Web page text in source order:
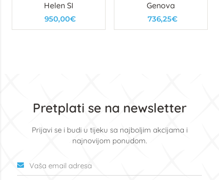
Helen SI
950,00€
Genova
736,25€
Pretplati se na newsletter
Prijavi se i budi u tijeku sa najboljim akcijama i
najnovijom ponudom.